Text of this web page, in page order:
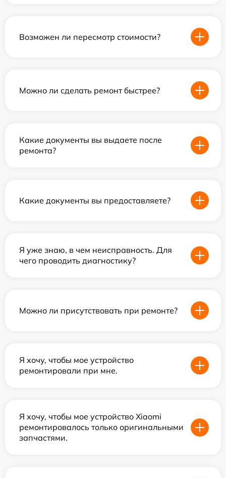
Возможен ли пересмотр стоимости?
Можно ли сделать ремонт быстрее?
Какие документы вы выдаете после
ремонта?
Какие документы вы предоставляете?
Я уже знаю, в чем неисправность. Для
чего проводить диагностику?
Можно ли присутствовать при ремонте?
Я хочу, чтобы мое устройство
ремонтировали при мне.
Я хочу, чтобы мое устройство Xiaomi
ремонтировалось только оригинальными
запчастями.